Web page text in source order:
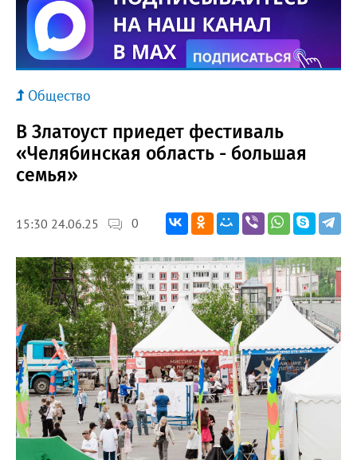
Общество
В Златоуст приедет фестиваль
«Челябинская область - большая
семья»
15:30 24.06.25 0